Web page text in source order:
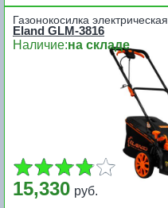
Газонокосилка электрическая
Eland GLM-3816
Наличие:на складе
15,330 руб.